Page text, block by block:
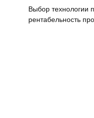
Выбор технологии
рентабельность